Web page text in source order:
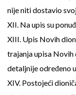
nije niti dostavio
XII. Na upis su
XIII. Upis Novih
trajanja upisa Novih
detaljnije određeno
XIV. Postojeći